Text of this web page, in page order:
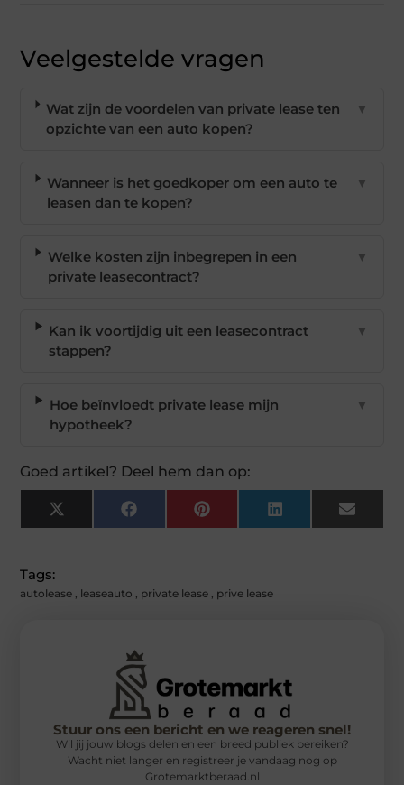
Veelgestelde vragen
Wat zijn de voordelen van private lease ten
opzichte van een auto kopen?
▼
Wanneer is het goedkoper om een auto te
leasen dan te kopen?
▼
Welke kosten zijn inbegrepen in een
private leasecontract?
▼
Kan ik voortijdig uit een leasecontract
stappen?
▼
Hoe beïnvloedt private lease mijn
hypotheek?
▼
Goed artikel? Deel hem dan op:
X
(Twitter)
FacebookPinterest LinkedIn Email
Tags:
autolease , leaseauto , private lease , prive lease
Stuur ons een bericht en we reageren snel!
Wil jij jouw blogs delen en een breed publiek bereiken?
Wacht niet langer en registreer je vandaag nog op
Grotemarktberaad.nl